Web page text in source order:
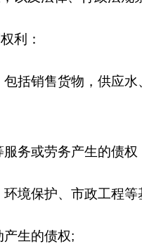
利：
包括销售货物，供应
务或劳务产生的债权
环境保护、市政工程
产生的债权;